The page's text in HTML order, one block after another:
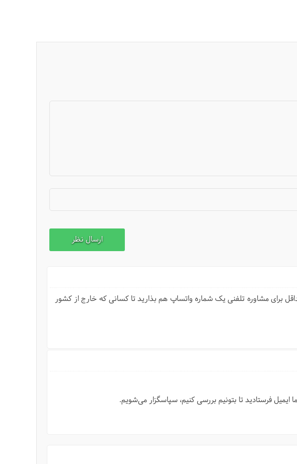
برای مشاوره تلفنی یک شماره واتساپ هم بذارید تا کسانی که خارج از کشور
فرستادید تا بتونیم بررسی کنیم، سپاسگزار می‌شویم.